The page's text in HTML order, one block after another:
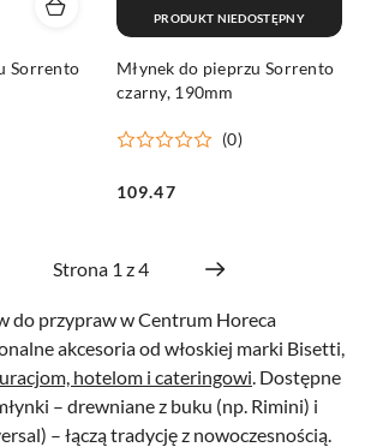
Sorrento
Młynek do pieprzu Sorrento
czarny, 190mm
(0)
Cena:
109.47
PRODUKT NIEDOSTĘPNY
do przypraw w Centrum Horeca
akcesoria od włoskiej marki Bisetti,
hotelom i cateringowi. Dostępne
– drewniane z buku (np. Rimini) i
– łączą tradycję z nowoczesnością.